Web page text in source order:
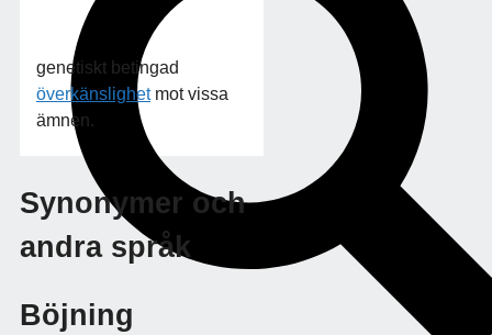
genetiskt betingad
överkänslighetmot vissa
ämnen.
Synonymer och
andra språk
Böjning